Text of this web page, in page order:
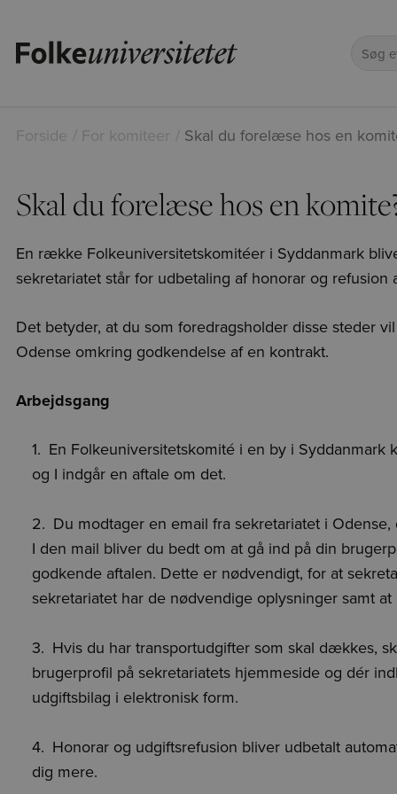
Forside For komiteer Skal du forelæse hos en
Skal du forelæse hos en
En række Folkeuniversitetskomitéer i Syddanmark
sekretariatet står for udbetaling af honorar og refusion
Det betyder, at du som foredragsholder disse steder
Odense omkring godkendelse af en kontrakt.
Arbejdsgang
En Folkeuniversitetskomité i en by i
og I indgår en aftale om det.
Du modtager en email fra sekretariatet i
I den mail bliver du bedt om at gå ind på din
godkende aftalen. Dette er nødvendigt, for at
sekretariatet har de nødvendige oplysninger samt
Hvis du har transportudgifter som skal dækkes,
brugerprofil på sekretariatets hjemmeside og dér
udgiftsbilag i elektronisk form.
Honorar og udgiftsrefusion bliver udbetalt
dig mere.